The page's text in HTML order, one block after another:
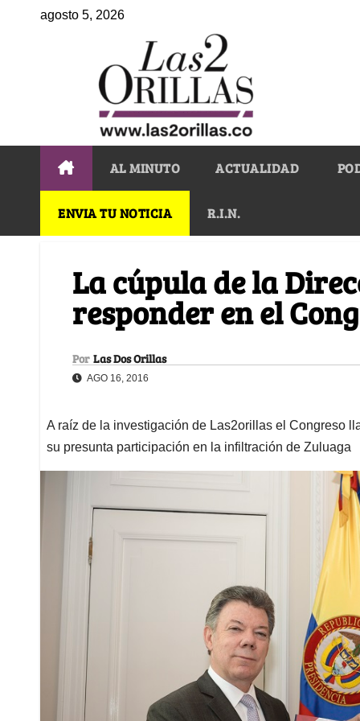
agosto 5, 2026
AL MINUTO ACTUALIDAD
ENVIA TU NOTICIA R.I.N.
La cúpula de la
responder en el
Por Las Dos Orillas
AGO 16, 2016
A raíz de la investigación de Las2orillas el Congreso
su presunta participación en la infiltración de Zuluaga